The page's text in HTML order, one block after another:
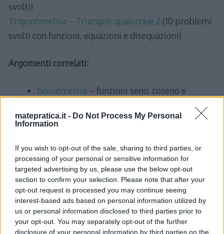
matepratica.it - Do Not Process My Personal
Information
If you wish to opt-out of the sale, sharing to third parties, or
processing of your personal or sensitive information for
targeted advertising by us, please use the below opt-out
section to confirm your selection. Please note that after your
opt-out request is processed you may continue seeing
interest-based ads based on personal information utilized by
us or personal information disclosed to third parties prior to
your opt-out. You may separately opt-out of the further
disclosure of your personal information by third parties on the
svolti)
Trigonometria – Triangoli qualunque 2 (10 problemi
svolti con funzioni, equazioni e disequazioni)
Argomenti correlati:
Goniometria – funzioni seno, coseno e
Geometria analitica– rette e curve nel piano
Problemi di massimo e di minimo–
ottimizzazione con derivate